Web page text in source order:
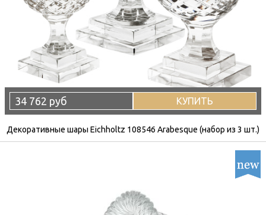
34 762 руб КУПИТЬ
Декоративные шары Eichholtz 108546 Arabesque (набор из 3 шт.)